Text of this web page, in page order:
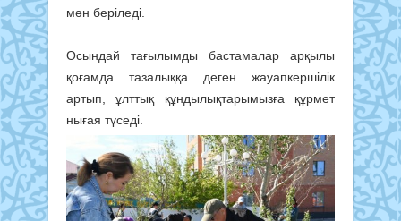
мән беріледі.
Осындай тағылымды бастамалар арқылы
қоғамда тазалыққа деген жауапкершілік
артып, ұлттық құндылықтарымызға құрмет
нығая түседі.